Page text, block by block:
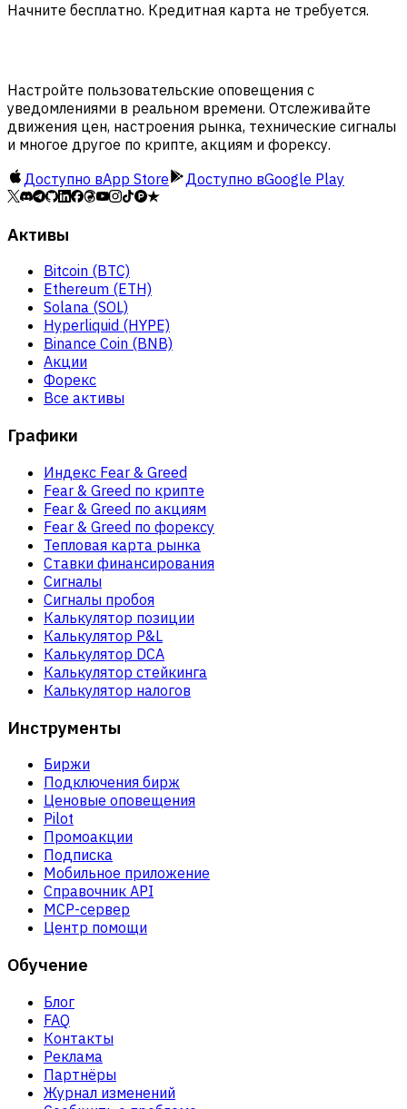
Начните бесплатно. Кредитная карта не требуется.
Настройте пользовательские оповещения с
уведомлениями в реальном времени. Отслеживайте
движения цен, настроения рынка, технические сигналы
и многое другое по крипте, акциям и форексу.
Доступно вApp Store Доступно вGoogle Play
Активы
Bitcoin (BTC)
Ethereum (ETH)
Solana (SOL)
Hyperliquid (HYPE)
Binance Coin (BNB)
Акции
Форекс
Все активы
Графики
Индекс Fear & Greed
Fear & Greed по крипте
Fear & Greed по акциям
Fear & Greed по форексу
Тепловая карта рынка
Ставки финансирования
Сигналы
Сигналы пробоя
Калькулятор позиции
Калькулятор P&L
Калькулятор DCA
Калькулятор стейкинга
Калькулятор налогов
Инструменты
Биржи
Подключения бирж
Ценовые оповещения
Pilot
Промоакции
Подписка
Мобильное приложение
Справочник API
MCP-сервер
Центр помощи
Обучение
Блог
FAQ
Контакты
Реклама
Партнёры
Журнал изменений